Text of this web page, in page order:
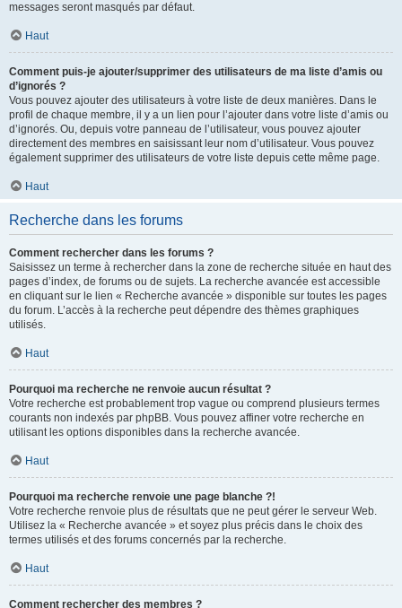
messages seront masqués par défaut.
Haut
Comment puis-je ajouter/supprimer des utilisateurs de ma liste d’amis ou
d’ignorés ?
Vous pouvez ajouter des utilisateurs à votre liste de deux manières. Dans le
profil de chaque membre, il y a un lien pour l’ajouter dans votre liste d’amis ou
d’ignorés. Ou, depuis votre panneau de l’utilisateur, vous pouvez ajouter
directement des membres en saisissant leur nom d’utilisateur. Vous pouvez
également supprimer des utilisateurs de votre liste depuis cette même page.
Haut
Recherche dans les forums
Comment rechercher dans les forums ?
Saisissez un terme à rechercher dans la zone de recherche située en haut des
pages d’index, de forums ou de sujets. La recherche avancée est accessible
en cliquant sur le lien « Recherche avancée » disponible sur toutes les pages
du forum. L’accès à la recherche peut dépendre des thèmes graphiques
utilisés.
Haut
Pourquoi ma recherche ne renvoie aucun résultat ?
Votre recherche est probablement trop vague ou comprend plusieurs termes
courants non indexés par phpBB. Vous pouvez affiner votre recherche en
utilisant les options disponibles dans la recherche avancée.
Haut
Pourquoi ma recherche renvoie une page blanche ?!
Votre recherche renvoie plus de résultats que ne peut gérer le serveur Web.
Utilisez la « Recherche avancée » et soyez plus précis dans le choix des
termes utilisés et des forums concernés par la recherche.
Haut
Comment rechercher des membres ?